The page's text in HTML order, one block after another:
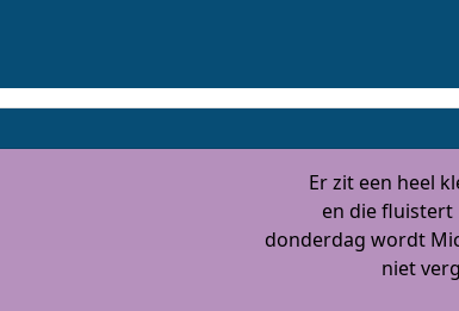
Er zit een heel
en die
donderdag wordt
niet